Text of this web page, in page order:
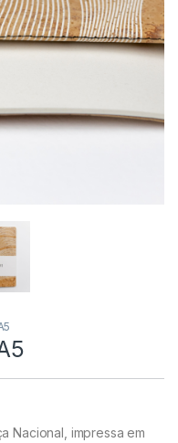
Nacional, impressa em